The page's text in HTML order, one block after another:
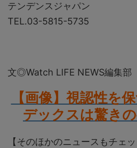
テンデンスジャパン
TEL.03-5815-5735
文◎Watch LIFE NEWS編集部
【画像】視認性を
デックスは驚き
【そのほかのニュースもチェッ